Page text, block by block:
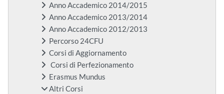
Anno Accademico 2014/2015
Anno Accademico 2013/2014
Anno Accademico 2012/2013
Percorso 24CFU
Corsi di Aggiornamento
Corsi di Perfezionamento
Erasmus Mundus
Altri Corsi